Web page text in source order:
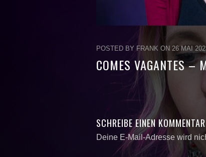
POSTED BY FRANK ON 26 MAI
COMES VAGANTES
SCHREIBE EINEN KOMMENTAR
Deine E-Mail-Adresse wird